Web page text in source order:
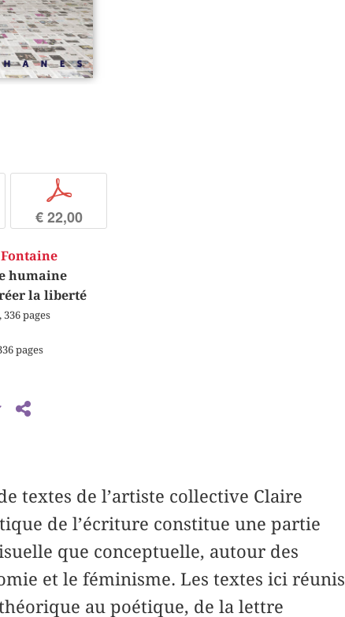
p
€ 22,00
humaine
la liberté
pages
pages
textes de l’artiste collective Claire
de l’écriture constitue une partie
que conceptuelle, autour des
et le féminisme. Les textes ici réunis
au poétique, de la lettre